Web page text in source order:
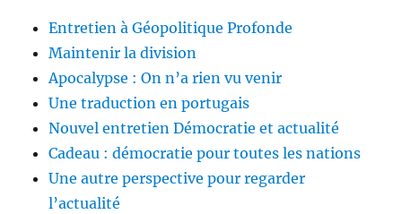
Entretien à Géopolitique Profonde
Maintenir la division
Apocalypse : On n’a rien vu venir
Une traduction en portugais
Nouvel entretien Démocratie et actualité
Cadeau : démocratie pour toutes les nations
Une autre perspective pour regarder
l’actualité